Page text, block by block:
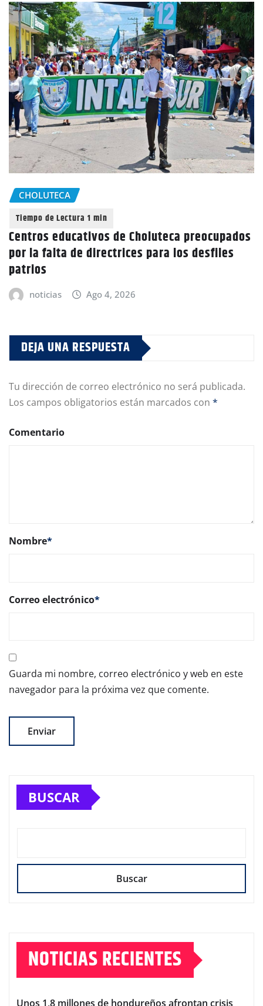
CHOLUTECA
Centros educativos de Choluteca preocupados
por la falta de directrices para los desfiles
patrios
noticias Ago 4, 2026
DEJA UNA RESPUESTA
Tu dirección de correo electrónico no será publicada.
Los campos obligatorios están marcados con *
Comentario
Nombre*
Correo electrónico*
Guarda mi nombre, correo electrónico y web en este
navegador para la próxima vez que comente.
BUSCAR
Buscar
NOTICIAS RECIENTES
Unos 1,8 millones de hondureños afrontan crisis